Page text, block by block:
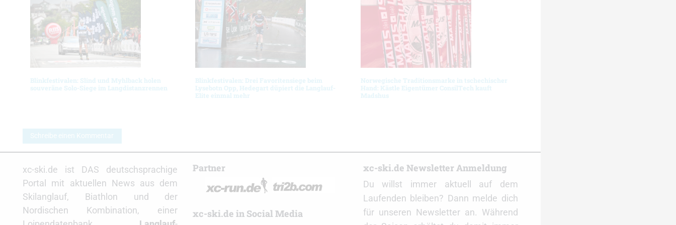
Blinkfestivalen: Slind und Myhlback holen
souveräne Solo-Siege im Langdistanzrennen
Blinkfestivalen: Drei Favoritensiege beim
Lysebotn Opp, Hedegart düpiert die Langlauf-
Elite einmal mehr
Norwegische Traditionsmarke in tschechischer
Hand: Kästle Eigentümer ConsilTech kauft
Madshus
Schreibe einen Kommentar
xc-ski.de ist DAS deutschsprachige
Portal mit aktuellen News aus dem
Skilanglauf, Biathlon und der
Nordischen Kombination, einer
Partner
xc-ski.de in Social Media
xc-ski.de Newsletter Anmeldung
Du willst immer aktuell auf dem
Laufenden bleiben? Dann melde dich
für unseren Newsletter an. Während